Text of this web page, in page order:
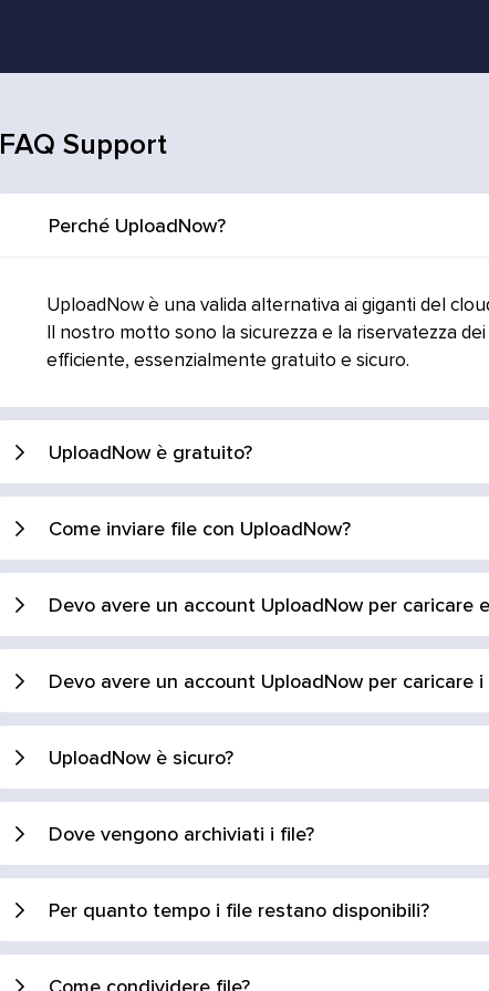
FAQ Support
Perché UploadNow?
UploadNow è una valida alternativa ai giganti del
Il nostro motto sono la sicurezza e la riservatezza
efficiente, essenzialmente gratuito e sicuro.
UploadNow è gratuito?
Come inviare file con UploadNow?
Devo avere un account UploadNow per caricare
Devo avere un account UploadNow per caricare i
UploadNow è sicuro?
Dove vengono archiviati i file?
Per quanto tempo i file restano disponibili?